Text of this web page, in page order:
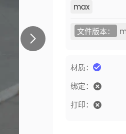
max
文件版本：
材质：
绑定：
打印：